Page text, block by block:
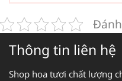
Thông tin liên hệ
Shop hoa tươi chất lượng